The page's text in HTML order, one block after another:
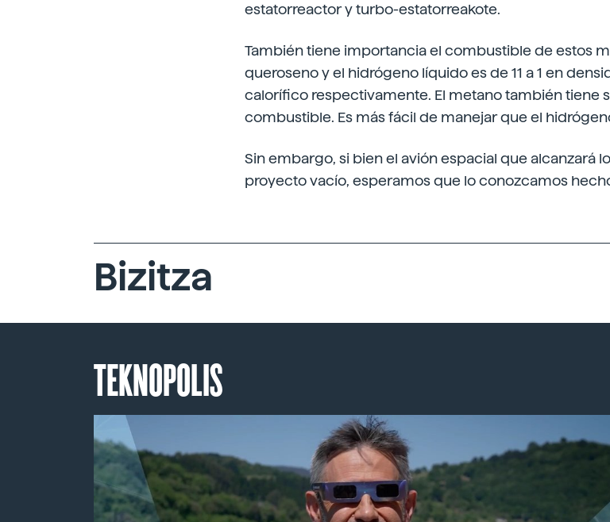
estatorreactor y turbo-estatorreakote.
También tiene importancia el combustible de estos
queroseno y el hidrógeno líquido es de 11 a 1 en
calorífico respectivamente. El metano también tiene
combustible. Es más fácil de manejar que el
Sin embargo, si bien el avión espacial que alcanzará
proyecto vacío, esperamos que lo conozcamos
Bizitza
TEKNOPOLIS